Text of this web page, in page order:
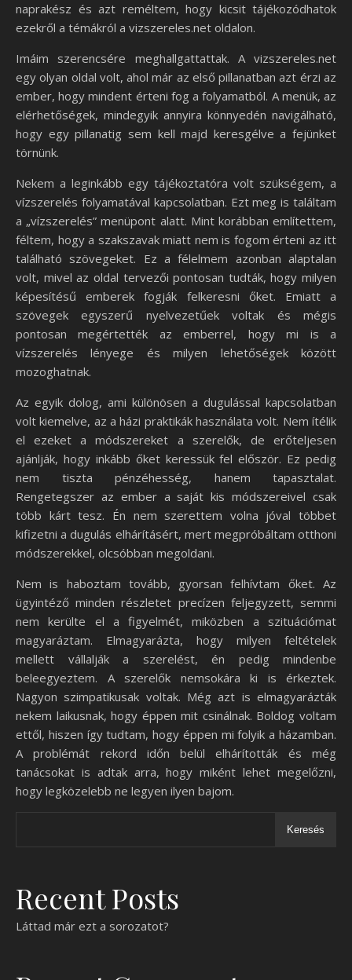
naprakész és azt reméltem, hogy kicsit tájékozódhatok
ezekről a témákról a vizszereles.net oldalon.
Imáim szerencsére meghallgattattak. A vizszereles.net
egy olyan oldal volt, ahol már az első pillanatban azt érzi az
ember, hogy mindent érteni fog a folyamatból. A menük, az
elérhetőségek, mindegyik annyira könnyedén navigálható,
hogy egy pillanatig sem kell majd keresgélve a fejünket
törnünk.
Nekem a leginkább egy tájékoztatóra volt szükségem, a
vízszerelés folyamatával kapcsolatban. Ezt meg is találtam
a „vízszerelés” menüpont alatt. Mint korábban említettem,
féltem, hogy a szakszavak miatt nem is fogom érteni az itt
található szövegeket. Ez a félelmem azonban alaptalan
volt, mivel az oldal tervezői pontosan tudták, hogy milyen
képesítésű emberek fogják felkeresni őket. Emiatt a
szövegek egyszerű nyelvezetűek voltak és mégis
pontosan megértették az emberrel, hogy mi is a
vízszerelés lényege és milyen lehetőségek között
mozoghatnak.
Az egyik dolog, ami különösen a dugulással kapcsolatban
volt kiemelve, az a házi praktikák használata volt. Nem ítélik
el ezeket a módszereket a szerelők, de erőteljesen
ajánlják, hogy inkább őket keressük fel először. Ez pedig
nem tiszta pénzéhesség, hanem tapasztalat.
Rengetegszer az ember a saját kis módszereivel csak
több kárt tesz. Én nem szerettem volna jóval többet
kifizetni a dugulás elhárításért, mert megpróbáltam otthoni
módszerekkel, olcsóbban megoldani.
Nem is haboztam tovább, gyorsan felhívtam őket. Az
ügyintéző minden részletet precízen feljegyzett, semmi
nem kerülte el a figyelmét, miközben a szituációmat
magyaráztam. Elmagyarázta, hogy milyen feltételek
mellett vállalják a szerelést, én pedig mindenbe
beleegyeztem. A szerelők nemsokára ki is érkeztek.
Nagyon szimpatikusak voltak. Még azt is elmagyarázták
nekem laikusnak, hogy éppen mit csinálnak. Boldog voltam
ettől, hiszen így tudtam, hogy éppen mi folyik a házamban.
A problémát rekord időn belül elhárították és még
tanácsokat is adtak arra, hogy miként lehet megelőzni,
hogy legközelebb ne legyen ilyen bajom.
Keresés
Recent Posts
Láttad már ezt a sorozatot?